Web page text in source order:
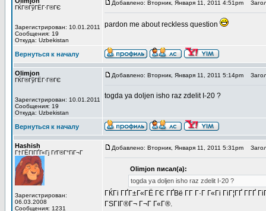
ГЌГ®ГўГЁГ·Г®ГЄ
Зарегистрирован: 10.01.2011
Сообщения: 19
Откуда: Uzbekistan
Добавлено: Вторник, Января 11, 2011 4:51pm
pardon me about reckless question
Вернуться к началу
Olimjon
ГЌГ®ГўГЁГ·Г®ГЄ
Зарегистрирован: 10.01.2011
Сообщения: 19
Откуда: Uzbekistan
Добавлено: Вторник, Января 11, 2011 5:14pm
togda ya doljen isho raz zdelit I-20 ?
Вернуться к началу
Hashish
Г†ГЁГІГҐГ«Гј ГґГ®Г°ГіГ¬Г
Зарегистрирован:
06.03.2008
Сообщения: 1231
Добавлено: Вторник, Января 11, 2011 5:31pm
Olimjon писал(а):
togda ya doljen isho raz zdelit I-20 ?
ГЌГі ГҐГ±Г«ГЁ ГЄ ГҐВё Г­Г Г·Г Г«Гі ГіГ¦ГҐ
ГЅГІГ®Г¬ Г¬Г Г«Г®.